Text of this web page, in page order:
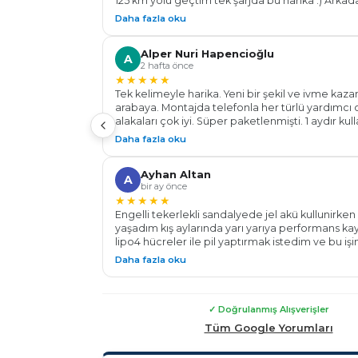
gözünüz kapalı bu firmaya güvenerek aracınızı
Teşekkür ederim.. Başarılar diliyorum.
Daha fazla oku
A Alper Nuri Hapencioğlu
2 hafta önce
★★★★★
Tek kelimeyle harika. Yeni bir şekil ve ivme
arabaya. Montajda telefonla her türlü yardımcı
alakaları çok iyi. Süper paketlenmişti. 1 aydır
aracın km' de artış oldu 106 km yaptım daha %20
aracınızdaki değişimi göreceksiniz. Teşekkürler
Energy...
Daha fazla oku
A Ayhan Altan
bir ay önce
★★★★★
Engelli tekerlekli sandalyede jel akü kullunirken
yaşadım kış aylarında yarı yarıya performans
lipo4 hücreler ile pil yaptırmak istedim ve bu
dekar energy ile tanıştım 24v 100 a pil yaparak
ederim Güvenle malının arkasında duran bir
çekinmeden alış veriş yapabilirsiniz
Daha fazla oku
✓ Doğrulanmış Alışverişler
Tüm Google Yorumları